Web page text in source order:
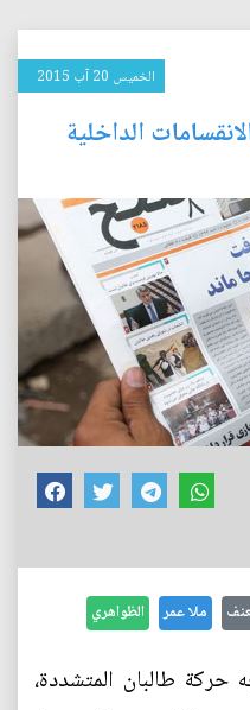
الخميس 20 آب 2015
الداخلية
ملا عمر الظواهري
طالبان المتشددة،